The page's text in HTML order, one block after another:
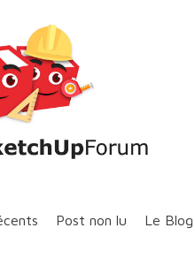
Post non lu Le Blog